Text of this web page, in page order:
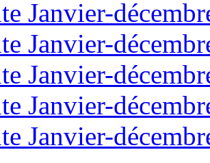
Janvier-
Janvier-
Janvier-
Janvier-
Janvier-